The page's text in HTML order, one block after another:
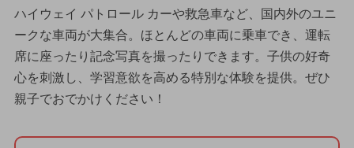
ハイウェイ パトロール カーや救急車など、国内外のユニ
ークな車両が大集合。ほとんどの車両に乗車でき、運転
席に座ったり記念写真を撮ったりできます。子供の好奇
心を刺激し、学習意欲を高める特別な体験を提供。ぜひ
親子でおでかけください！